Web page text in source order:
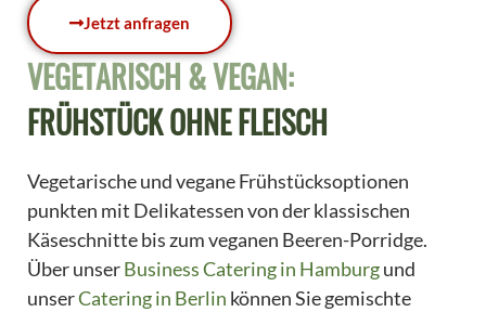
Jetzt anfragen
VEGETARISCH & VEGAN:
FRÜHSTÜCK OHNE FLEISCH
Vegetarische und vegane Frühstücksoptionen
punkten mit Delikatessen von der klassischen
Käseschnitte bis zum veganen Beeren-Porridge.
Über unserBusiness Catering in Hamburgund
unserCatering in Berlin können Sie gemischte